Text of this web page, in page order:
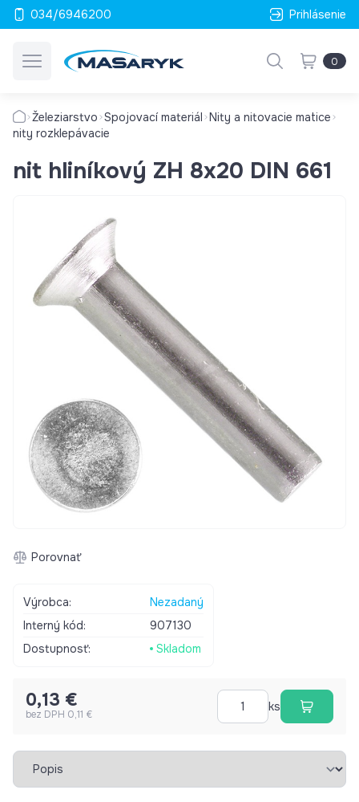
034/6946200 Prihlásenie
0
Železiarstvo Spojovací materiál Nity a nitovacie matice
nity rozklepávacie
nit hliníkový ZH 8x20 DIN 661
Porovnať
Výrobca:
Nezadaný
Interný kód:
907130
Dostupnosť:
Skladom
0,13 €
bez DPH 0,11 €
ks
Vybrať záložku